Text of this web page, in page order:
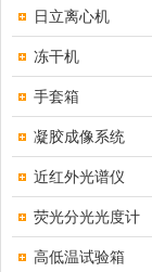
日立离心机
冻干机
手套箱
凝胶成像系统
近红外光谱仪
荧光分光光度计
高低温试验箱